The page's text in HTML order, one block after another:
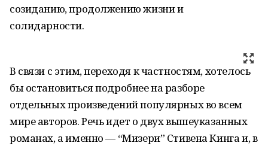
созиданию, продолжению жизни и
солидарности.
В связи с этим, переходя к частностям, хотелось
бы остановиться подробнее на разборе
отдельных произведений популярных во всем
мире авторов. Речь идет о двух вышеуказанных
романах, а именно — “Мизери” Стивена Кинга и, в